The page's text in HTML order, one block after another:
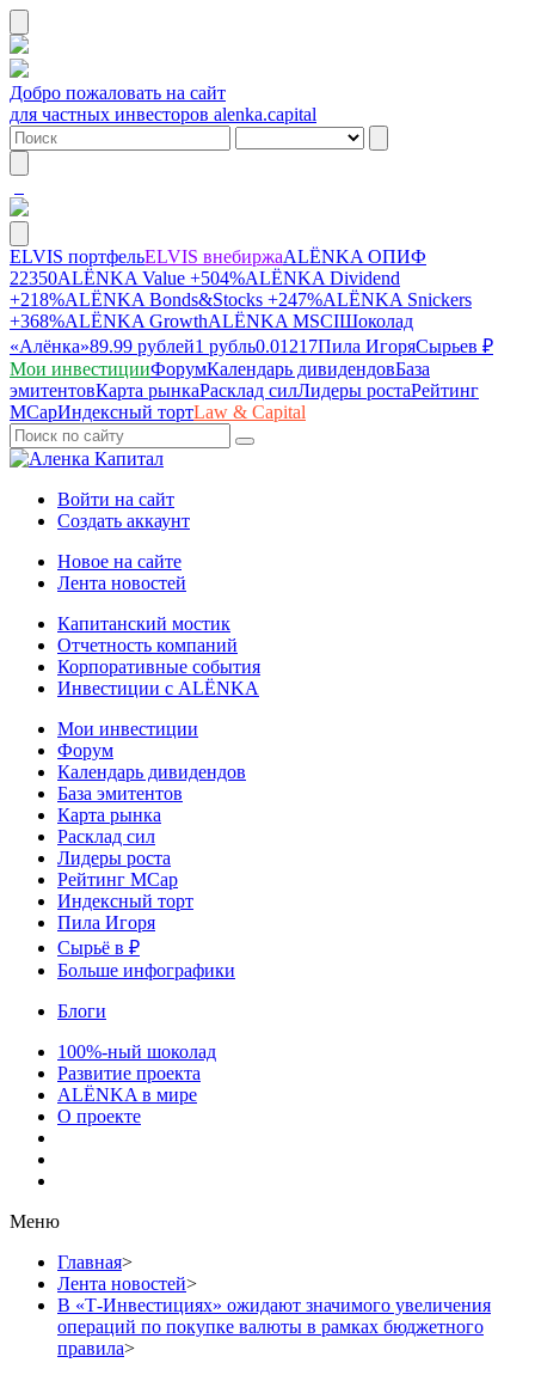
Добро пожаловать на сайт
для частных инвесторов alenka.capital
ELVIS портфельELVIS внебиржаALЁNKA ОПИФ
22350ALЁNKA Value +504%ALЁNKA Dividend
+218%ALЁNKA Bonds&Stocks +247%ALЁNKA Snickers
+368%ALЁNKA GrowthALЁNKA MSCIШоколад
«Алёнка»89.99 рублей1 рубль0.01217Пила ИгоряСырьев ₽
Мои инвестицииФорумКалендарь дивидендовБаза
эмитентовКарта рынкаРасклад силЛидеры ростаРейтинг
MCapИндексный тортLaw & Capital
Войти на сайт
Создать аккаунт
Новое на сайте
Лента новостей
Капитанский мостик
Отчетность компаний
Корпоративные события
Инвестиции с ALЁNKA
Мои инвестиции
Форум
Календарь дивидендов
База эмитентов
Карта рынка
Расклад сил
Лидеры роста
Рейтинг MCap
Индексный торт
Пила Игоря
Сырьё в ₽
Больше инфографики
Блоги
100%-ный шоколад
Развитие проекта
ALЁNKA в мире
О проекте
Меню
Главная>
Лента новостей>
В «Т-Инвестициях» ожидают значимого увеличения
операций по покупке валюты в рамках бюджетного
правила>